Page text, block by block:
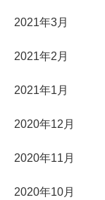
2021年3月
2021年2月
2021年1月
2020年12月
2020年11月
2020年10月